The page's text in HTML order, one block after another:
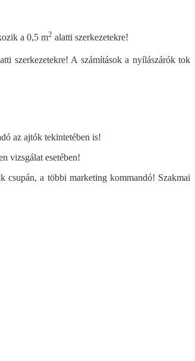
a 0,5 m2 alatti szerkezetekre!
szerkezetekre! A számítások a nyílászárók tok
az ajtók tekintetében is!
vizsgálat esetében!
csupán, a többi marketing kommandó! Szakmai